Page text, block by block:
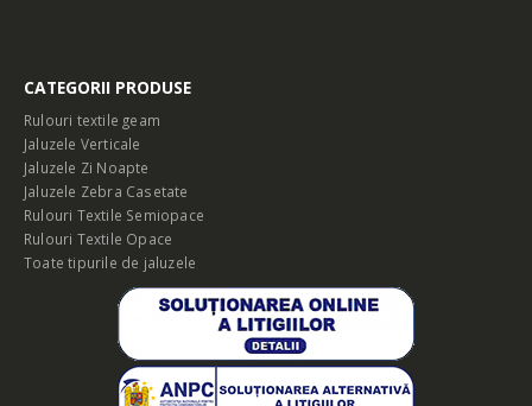
CATEGORII PRODUSE
Rulouri textile geam
Jaluzele Verticale
Jaluzele Zi Noapte
Jaluzele Zebra Casetate
Rulouri Textile Semiopace
Rulouri Textile Opace
Toate tipurile de jaluzele